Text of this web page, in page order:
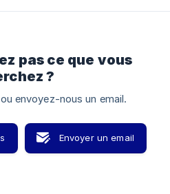
pas ce que vous
?
envoyez-nous un email.
Envoyer un email